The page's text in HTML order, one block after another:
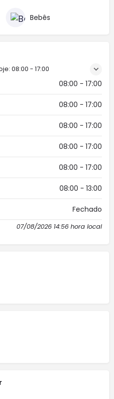
Bebês
08:00 - 17:00
08:00 - 17:00
08:00 - 17:00
08:00 - 17:00
08:00 - 17:00
08:00 - 17:00
08:00 - 13:00
Fechado
07/08/2026 14:56 hora local